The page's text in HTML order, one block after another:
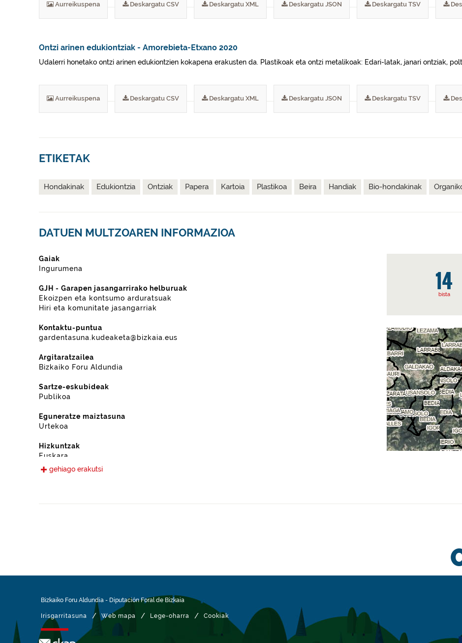
Aurreikuspena Deskargatu CSV Deskargatu XML Deskargatu JSON Deskargatu TSV
Ontzi arinen edukiontziak - Amorebieta-Etxano 2020
Udalerri honetako ontzi arinen edukiontzien kokapena erakusten da. Plastikoak eta ontzi metalikoak: Edari-latak, janari ontziak,
Aurreikuspena Deskargatu CSV Deskargatu XML Deskargatu JSON Deskargatu TSV
ETIKETAK
Hondakinak Edukiontzia Ontziak Papera Kartoia Plastikoa Beira Handiak Bio-hondakinak
DATUEN MULTZOAREN INFORMAZIOA
14
bista
Gaiak
Ingurumena
GJH - Garapen jasangarrirako helburuak
Ekoizpen eta kontsumo arduratsuak
Hiri eta komunitate jasangarriak
Kontaktu-puntua
gardentasuna.kudeaketa@bizkaia.eus
Argitaratzailea
Bizkaiko Foru Aldundia
Sartze-eskubideak
Publikoa
Eguneratze maiztasuna
Urtekoa
Hizkuntzak
Euskara
Gaztelania
Datu-multzoaren aldaketa-data
gehiago erakutsi
Bizkaiko Foru Aldundia - Diputación Foral de Bizkaia
Irisgarritasuna / Web mapa / Lege-oharra / Cookiak